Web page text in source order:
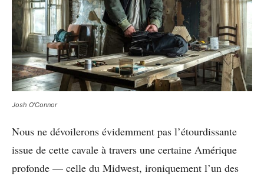
Josh O’Connor
Nous ne dévoilerons évidemment pas l’étourdissante
issue de cette cavale à travers une certaine Amérique
profonde — celle du Midwest, ironiquement l’un des